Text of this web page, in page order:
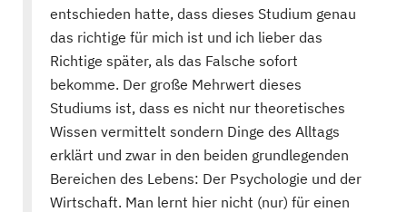
entschieden hatte, dass dieses Studium genau
das richtige für mich ist und ich lieber das
Richtige später, als das Falsche sofort
bekomme. Der große Mehrwert dieses
Studiums ist, dass es nicht nur theoretisches
Wissen vermittelt sondern Dinge des Alltags
erklärt und zwar in den beiden grundlegenden
Bereichen des Lebens: Der Psychologie und der
Wirtschaft. Man lernt hier nicht (nur) für einen